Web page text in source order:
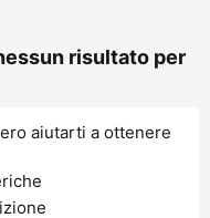
risultato per
aiutarti a ottenere